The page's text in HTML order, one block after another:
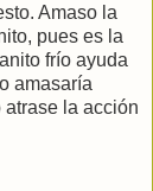
Amaso la
pues es la
frío ayuda
amasaría
la acción